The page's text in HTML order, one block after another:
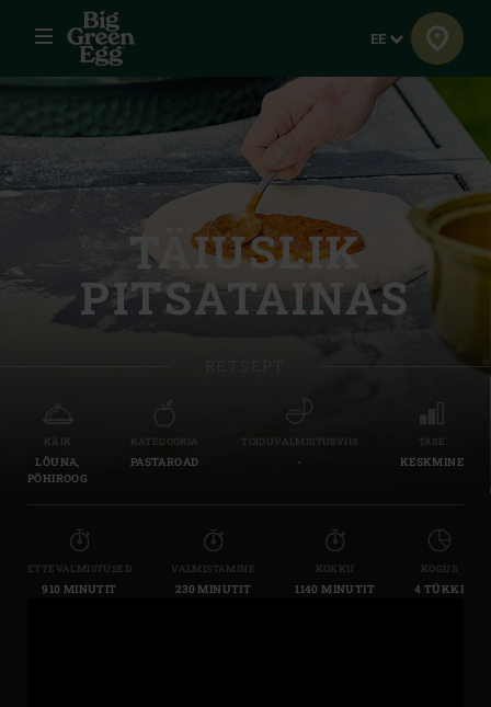
Menüü Keel
EE
TÄIUSLIK
PITSATAINAS
KÄIK
LÕUNA,
PÕHIROOG
KATEGOORIA
PASTAROAD
TOIDUVALMISTUSVIIS
-
TASE
KESKMINE
ETTEVALMISTUSED
910 MINUTIT
VALMISTAMINE
230 MINUTIT
KOKKU
1140 MINUTIT
KOGUS
4 TÜKKI